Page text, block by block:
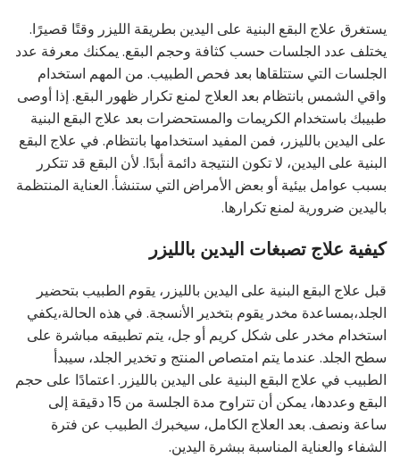
يستغرق علاج البقع البنية على اليدين بطريقة الليزر وقتًا قصيرًا.
يختلف عدد الجلسات حسب كثافة وحجم البقع. يمكنك معرفة عدد
الجلسات التي ستتلقاها بعد فحص الطبيب. من المهم استخدام
واقي الشمس بانتظام بعد العلاج لمنع تكرار ظهور البقع. إذا أوصى
طبيبك باستخدام الكريمات والمستحضرات بعد علاج البقع البنية
على اليدين بالليزر، فمن المفيد استخدامها بانتظام. في علاج البقع
البنية على اليدين، لا تكون النتيجة دائمة أبدًا. لأن البقع قد تتكرر
بسبب عوامل بيئية أو بعض الأمراض التي ستنشأ. العناية المنتظمة
باليدين ضرورية لمنع تكرارها.
كيفية علاج تصبغات اليدين بالليزر
قبل علاج البقع البنية على اليدين بالليزر، يقوم الطبيب بتحضير
الجلد،بمساعدة مخدر يقوم بتخدير الأنسجة. في هذه الحالة،يكفي
استخدام مخدر على شكل كريم أو جل، يتم تطبيقه مباشرة على
سطح الجلد. عندما يتم امتصاص المنتج و تخدير الجلد، سيبدأ
الطبيب في علاج البقع البنية على اليدين بالليزر. اعتمادًا على حجم
البقع وعددها، يمكن أن تتراوح مدة الجلسة من 15 دقيقة إلى
ساعة ونصف. بعد العلاج الكامل، سيخبرك الطبيب عن فترة
الشفاء والعناية المناسبة ببشرة اليدين.